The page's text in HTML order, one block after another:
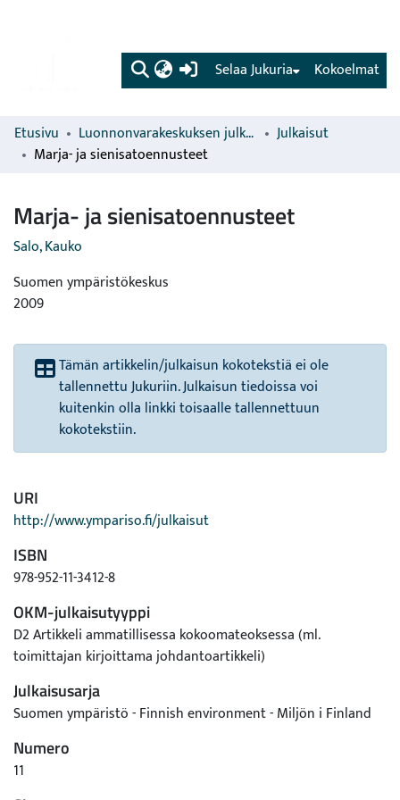
(current) Kokoelmat
Selaa Jukuria
Etusivu Luonnonvarakeskuksen julkaisut
Julkaisut
Marja- ja sienisatoennusteet
Marja- ja sienisatoennusteet
Salo, Kauko
Suomen ympäristökeskus
2009
Tämän artikkelin/julkaisun kokotekstiä ei ole
tallennettu Jukuriin. Julkaisun tiedoissa voi
kuitenkin olla linkki toisaalle tallennettuun
kokotekstiin.
URI
http://www.ympariso.fi/julkaisut
ISBN
978-952-11-3412-8
OKM-julkaisutyyppi
D2 Artikkeli ammatillisessa kokoomateoksessa (ml.
toimittajan kirjoittama johdantoartikkeli)
Julkaisusarja
Suomen ympäristö - Finnish environment - Miljön i Finland
Numero
11